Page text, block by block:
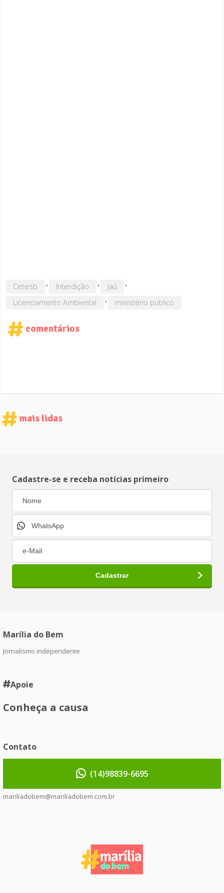
Cetesb , Interdição , Jaú ,
Licenciamento Ambiental , ministério público
comentários
mais lidas
Cadastre-se e receba notícias primeiro
Marília do Bem
Jornalismo independente
Apoie
Conheça a causa
Contato
(14)98839-6695
mariliadobem@mariliadobem.com.br